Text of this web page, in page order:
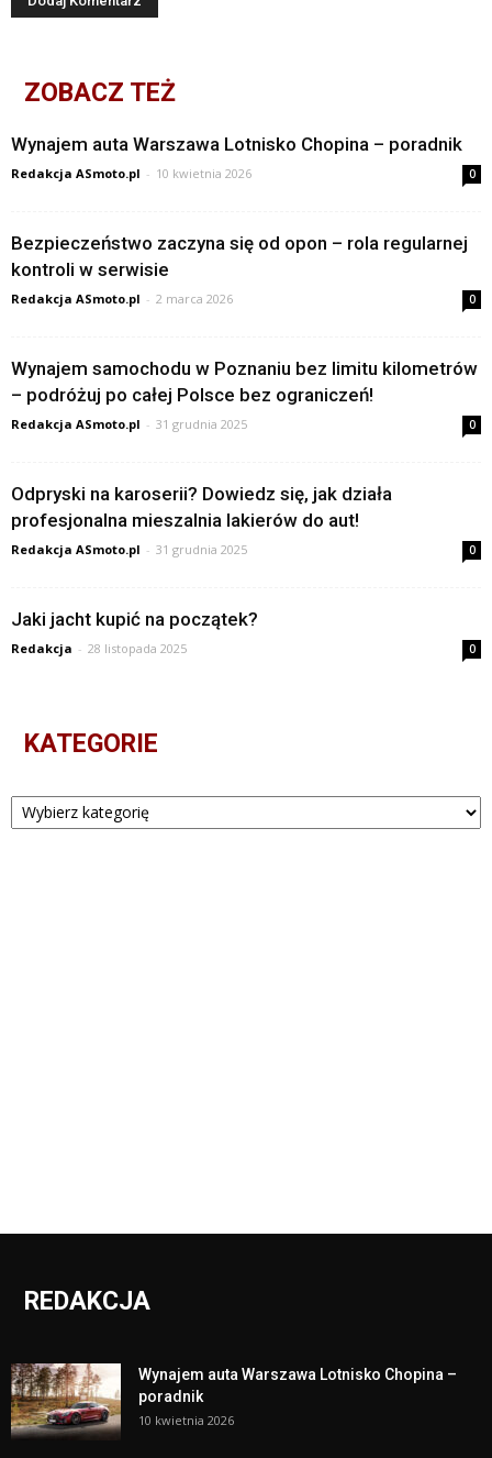
ZOBACZ TEŻ
Wynajem auta Warszawa Lotnisko Chopina – poradnik
Redakcja ASmoto.pl - 10 kwietnia 2026 0
Bezpieczeństwo zaczyna się od opon – rola regularnej
kontroli w serwisie
Redakcja ASmoto.pl - 2 marca 2026 0
Wynajem samochodu w Poznaniu bez limitu kilometrów
– podróżuj po całej Polsce bez ograniczeń!
Redakcja ASmoto.pl - 31 grudnia 2025 0
Odpryski na karoserii? Dowiedz się, jak działa
profesjonalna mieszalnia lakierów do aut!
Redakcja ASmoto.pl - 31 grudnia 2025 0
Jaki jacht kupić na początek?
Redakcja - 28 listopada 2025 0
KATEGORIE
Kategorie
REDAKCJA
Wynajem auta Warszawa Lotnisko Chopina –
poradnik
10 kwietnia 2026